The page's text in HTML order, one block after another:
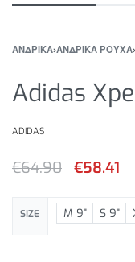
ΑΝΔΡΙΚΑ›ΑΝΔΡΙΚΑ ΡΟΥΧΑ›
Adidas
ADIDAS
€64.90 €58.41
SIZE M 9" S 9"